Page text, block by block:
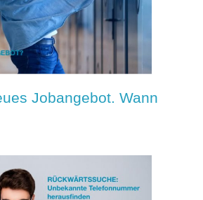
Jobangebot. Wann